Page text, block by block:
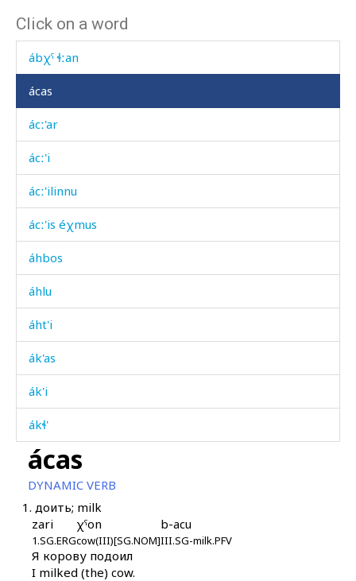
Click on a word
ábtːu
ábχˤ ɬːan
ácas
ácː'ar
ácː'i
ácː'ilinnu
ácː'is éχmus
áhbos
áhlu
áht'i
ák'as
ák'i
ákɬ'
ákɬ'-art'i
ákɬas
ákɬen
ákɬis
ácas
DYNAMIC VERB
1. доить; milk
zari
1.SG.ERG
χˤon
cow(III)[SG.NOM]
b-acu
III.SG-milk.PFV
Я корову подоил
I milked (the) cow.